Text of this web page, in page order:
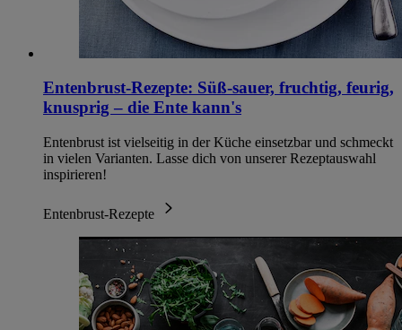
Entenbrust-Rezepte: Süß-sauer, fruchtig, feurig,
knusprig – die Ente kann's
Entenbrust ist vielseitig in der Küche einsetzbar und schmeckt
in vielen Varianten. Lasse dich von unserer Rezeptauswahl
inspirieren!
Entenbrust-Rezepte